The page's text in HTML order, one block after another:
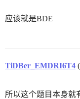
应该就是BDE
TiDBer_EMDRI6T4
所以这个题目本身就